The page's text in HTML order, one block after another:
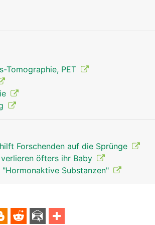
Tomographie, PET
Forschenden auf die Sprünge
öfters ihr Baby
Substanzen"